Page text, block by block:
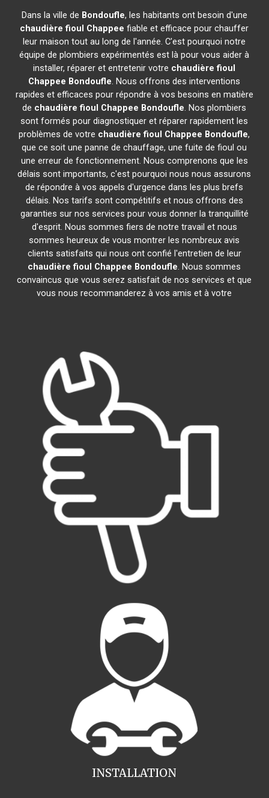
Dans la ville de Bondoufle, les habitants ont besoin d'une
chaudière fioul Chappee fiable et efficace pour chauffer
leur maison tout au long de l'année. C'est pourquoi notre
équipe de plombiers expérimentés est là pour vous aider à
installer, réparer et entretenir votre chaudière fioul
Chappee Bondoufle. Nous offrons des interventions
rapides et efficaces pour répondre à vos besoins en matière
de chaudière fioul Chappee Bondoufle. Nos plombiers
sont formés pour diagnostiquer et réparer rapidement les
problèmes de votre chaudière fioul Chappee Bondoufle,
que ce soit une panne de chauffage, une fuite de fioul ou
une erreur de fonctionnement. Nous comprenons que les
délais sont importants, c'est pourquoi nous nous assurons
de répondre à vos appels d'urgence dans les plus brefs
délais. Nos tarifs sont compétitifs et nous offrons des
garanties sur nos services pour vous donner la tranquillité
d'esprit. Nous sommes fiers de notre travail et nous
sommes heureux de vous montrer les nombreux avis
clients satisfaits qui nous ont confié l'entretien de leur
chaudière fioul Chappee Bondoufle. Nous sommes
convaincus que vous serez satisfait de nos services et que
vous nous recommanderez à vos amis et à votre
INSTALLATION